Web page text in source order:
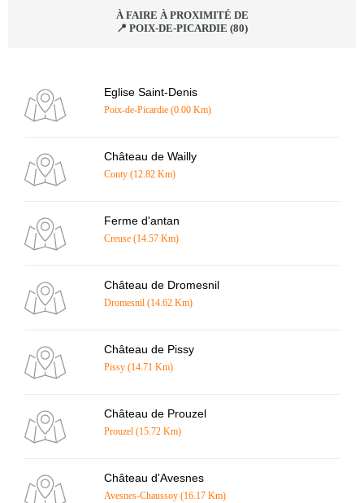
À FAIRE À PROXIMITÉ DE
📍 POIX-DE-PICARDIE (80)
Eglise Saint-Denis
Poix-de-Picardie (0.00 Km)
Château de Wailly
Conty (12.82 Km)
Ferme d'antan
Creuse (14.57 Km)
Château de Dromesnil
Dromesnil (14.62 Km)
Château de Pissy
Pissy (14.71 Km)
Château de Prouzel
Prouzel (15.72 Km)
Château d'Avesnes
Avesnes-Chaussoy (16.17 Km)